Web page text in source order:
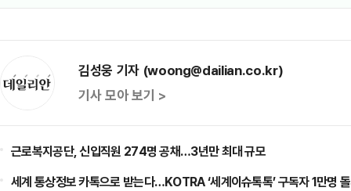
김성웅 기자 (woong@dailian.co.kr)
기사 모아 보기 >
근로복지공단, 신입직원 274명 공채…3년만 최대 규모
세계 통상정보 카톡으로 받는다…KOTRA ‘세계이슈톡톡’ 구독자 1만명